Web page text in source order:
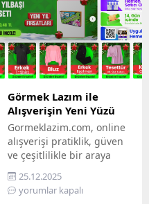
yoğun fiziksel aktivitelerde
tercih edilen ayakkabılar,
günümüzde günlük
giyimin ve modern tarzın
tam merkezine yerleşti. Bu
evrim, konfor ve estetiğin
mükemmel birleşimini
arayan erkeklerin değişen
talepleri doğrultusunda
şekillendi. Artık...
Görmek Lazım ile
Alışverişin Yeni Yüzü
Gormeklazim.com, online
alışverişi pratiklik, güven
ve çeşitlilikle bir araya
ticaret platformudur.
Görmek Lazım markası
25.12.2025
yorumlar kapalı